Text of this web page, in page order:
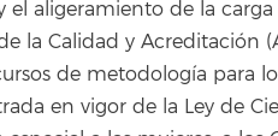
aligeramiento de la
la Calidad y Acreditación
de metodología para
en vigor de la Ley de